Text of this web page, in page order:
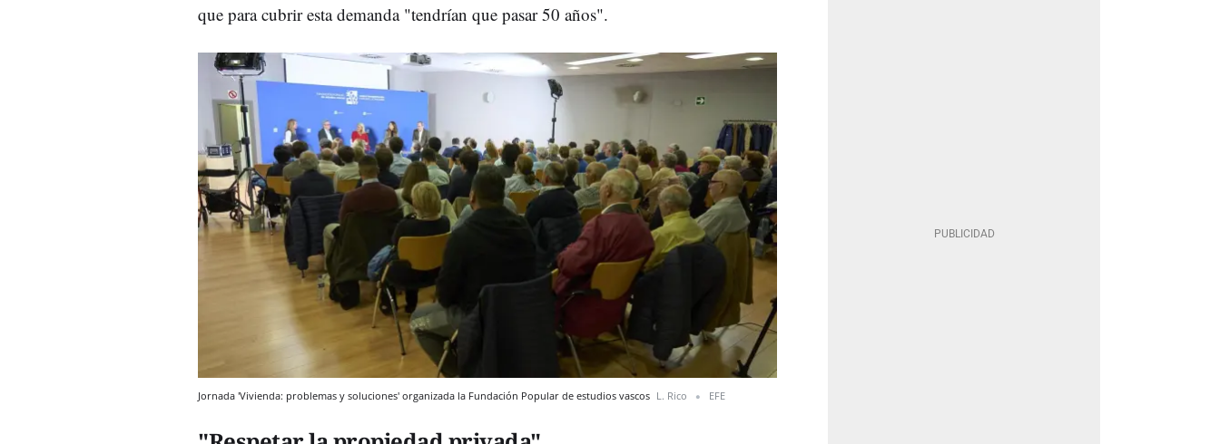
que para cubrir esta demanda "tendrían que pasar 50 años".
Jornada 'Vivienda: problemas y soluciones' organizada la Fundación Popular de estudios vascos L. Rico EFE